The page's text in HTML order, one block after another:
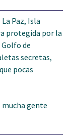
Paz, Isla
protegida por la
Golfo de
secretas,
pocas
mucha gente